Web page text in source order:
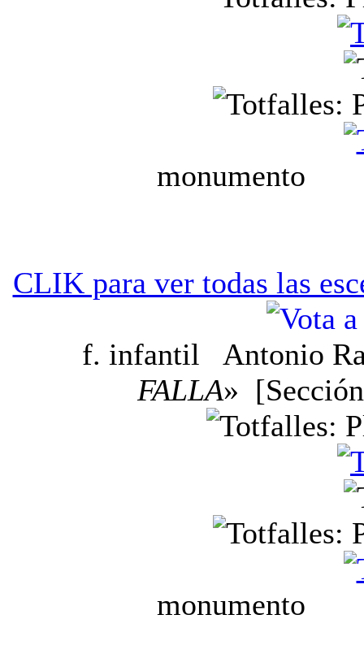
CLIK para ver todas las
f. infantil Antonio
FALLA»